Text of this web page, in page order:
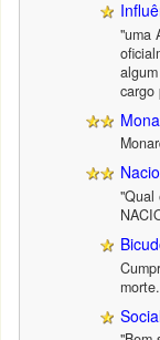
"uma
cargo
"Qual
morte.